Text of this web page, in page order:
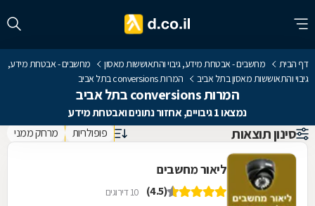
דף הבית מחשבים - אבטחת מידע, גיבוי והתאוששות מאסון
מחשבים - אבטחת מידע,
גיבוי והתאוששות מאסון בתל אביב
המרות conversions בתל אביב
המרות conversions בתל אביב
נמצאו 1 גיבויים, אחזור נתונים ואבטחת מידע
סינון תוצאות פופולריות מרחק ממני
ליאור מחשבים
(4.5) 10 דירוגים